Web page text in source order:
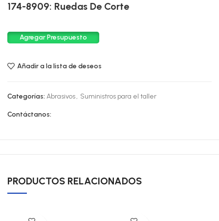
174-8909: Ruedas De Corte
Agregar Presupuesto
Añadir a la lista de deseos
Categorías: Abrasivos, Suministros para el taller
Contáctanos:
PRODUCTOS RELACIONADOS